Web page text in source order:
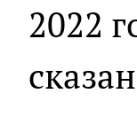
2022